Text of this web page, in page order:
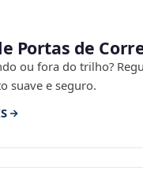
Portas de
ou fora do trilho?
suave e seguro.